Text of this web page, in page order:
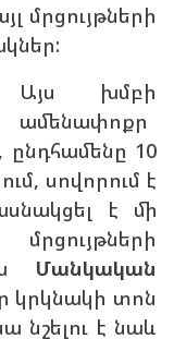
մրցույթների
Այս խմբի
ամենափոքր
10
սովորում է
է մի
Մանկական
կրկնակի տոն
նշելու է նաև